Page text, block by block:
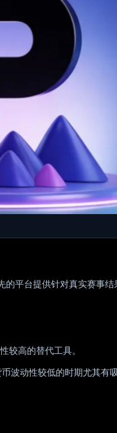
的平台提供针对真实赛事
较高的替代工具。
波动性较低的时期尤其有